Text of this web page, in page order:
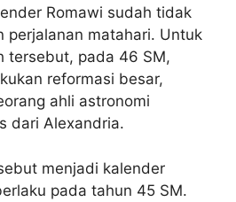
Romawi sudah tidak
perjalanan matahari. Untuk
tersebut, pada 46 SM,
reformasi besar,
ahli astronomi
dari Alexandria.
menjadi kalender
pada tahun 45 SM.